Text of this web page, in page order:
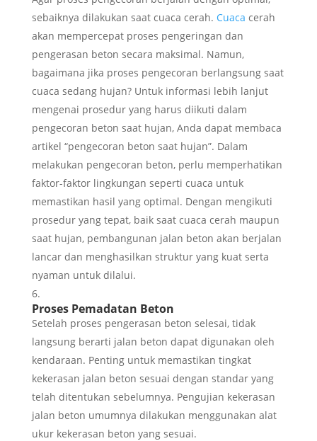
sebaiknya dilakukan saat cuaca cerah. Cuaca cerah
akan mempercepat proses pengeringan dan
pengerasan beton secara maksimal. Namun,
bagaimana jika proses pengecoran berlangsung saat
cuaca sedang hujan? Untuk informasi lebih lanjut
mengenai prosedur yang harus diikuti dalam
pengecoran beton saat hujan, Anda dapat membaca
artikel “pengecoran beton saat hujan”. Dalam
melakukan pengecoran beton, perlu memperhatikan
faktor-faktor lingkungan seperti cuaca untuk
memastikan hasil yang optimal. Dengan mengikuti
prosedur yang tepat, baik saat cuaca cerah maupun
saat hujan, pembangunan jalan beton akan berjalan
lancar dan menghasilkan struktur yang kuat serta
nyaman untuk dilalui.
Proses Pemadatan Beton
Setelah proses pengerasan beton selesai, tidak
langsung berarti jalan beton dapat digunakan oleh
kendaraan. Penting untuk memastikan tingkat
kekerasan jalan beton sesuai dengan standar yang
telah ditentukan sebelumnya. Pengujian kekerasan
jalan beton umumnya dilakukan menggunakan alat
ukur kekerasan beton yang sesuai.